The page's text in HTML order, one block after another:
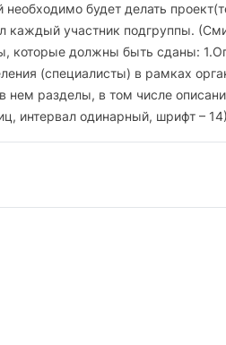
необходимо будет делать
каждый участник подгруппы.
которые должны быть сданы:
(специалисты) в рамках
нем разделы, в том числе
интервал одинарный, шрифт –